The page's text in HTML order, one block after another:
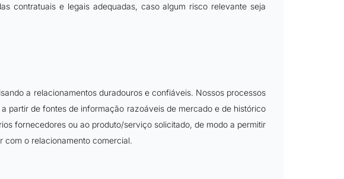
contratuais e legais adequadas, caso algum risco relevante seja
a relacionamentos duradouros e confiáveis. Nossos processos
partir de fontes de informação razoáveis de mercado e de histórico
fornecedores ou ao produto/serviço solicitado, de modo a permitir
com o relacionamento comercial.